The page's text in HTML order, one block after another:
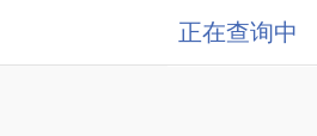
正在查询中